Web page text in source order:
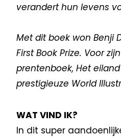
verandert hun levens
Met dit boek won Benji
First Book Prize. Voor
prentenboek, Het
prestigieuze World
WAT VIND IK?
In dit super